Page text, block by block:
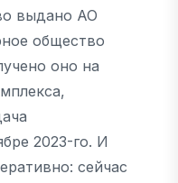
выдано АО
общество
оно на
2023-го. И
сейчас